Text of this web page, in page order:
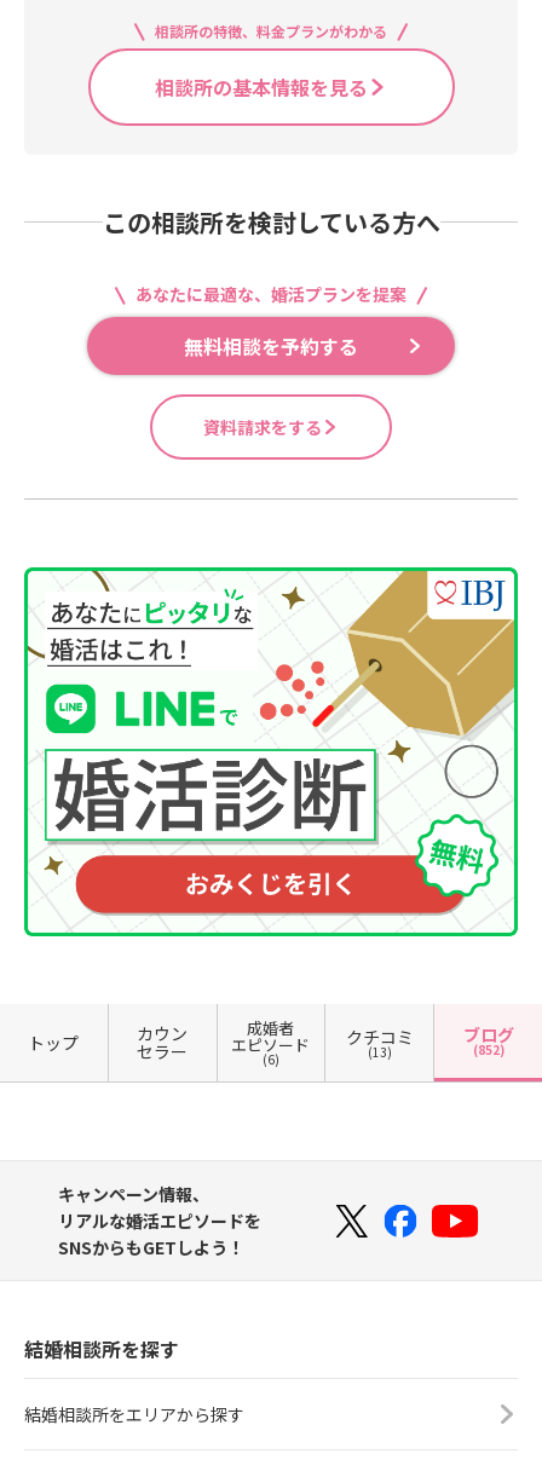
相談所の特徴、料金プランがわかる
相談所の基本情報を見る
この相談所を検討している方へ
あなたに最適な、婚活プランを提案
無料相談を予約する
資料請求をする
トップ カウン
セラー
成婚者
エピソード
(6)
クチコミ
(13)
ブログ
(852)
キャンペーン情報、
リアルな婚活エピソードを
SNSからもGETしよう！
結婚相談所を探す
結婚相談所をエリアから探す